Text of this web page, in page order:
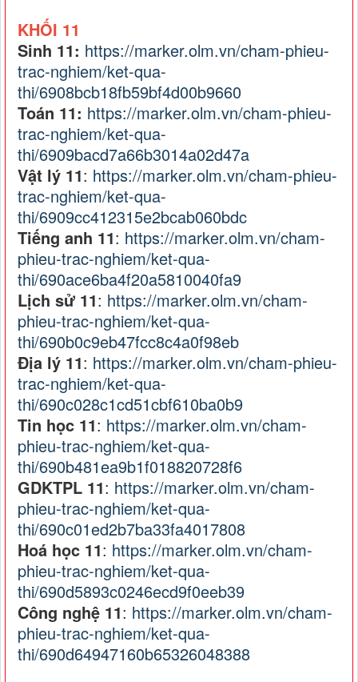
KHỐI 11
Sinh 11: https://marker.olm.vn/cham-phieu-
trac-nghiem/ket-qua-
thi/6908bcb18fb59bf4d00b9660
Toán 11: https://marker.olm.vn/cham-phieu-
trac-nghiem/ket-qua-
thi/6909bacd7a66b3014a02d47a
Vật lý 11: https://marker.olm.vn/cham-phieu-
trac-nghiem/ket-qua-
thi/6909cc412315e2bcab060bdc
Tiếng anh 11: https://marker.olm.vn/cham-
phieu-trac-nghiem/ket-qua-
thi/690ace6ba4f20a5810040fa9
Lịch sử 11: https://marker.olm.vn/cham-
phieu-trac-nghiem/ket-qua-
thi/690b0c9eb47fcc8c4a0f98eb
Địa lý 11: https://marker.olm.vn/cham-phieu-
trac-nghiem/ket-qua-
thi/690c028c1cd51cbf610ba0b9
Tin học 11: https://marker.olm.vn/cham-
phieu-trac-nghiem/ket-qua-
thi/690b481ea9b1f018820728f6
GDKTPL 11: https://marker.olm.vn/cham-
phieu-trac-nghiem/ket-qua-
thi/690c01ed2b7ba33fa4017808
Hoá học 11: https://marker.olm.vn/cham-
phieu-trac-nghiem/ket-qua-
thi/690d5893c0246ecd9f0eeb39
Công nghệ 11: https://marker.olm.vn/cham-
phieu-trac-nghiem/ket-qua-
thi/690d64947160b65326048388